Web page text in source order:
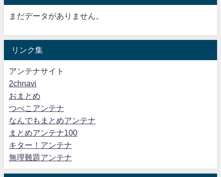
まだデータがありません。
リンク集
アンテナサイト
2chnavi
おまとめ
つべこアンテナ
なんでもまとめアンテナ
まとめアンテナ100
キター！アンテナ
無理難題アンテナ